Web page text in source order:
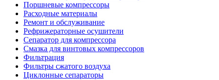
Поршневые компрессоры
Расходные материалы
Ремонт и обслуживание
Рефрижераторные осушители
Сепаратор для компрессора
Смазка для винтовых компрессоров
Фильтрация
Фильтры сжатого воздуха
Циклонные сепараторы